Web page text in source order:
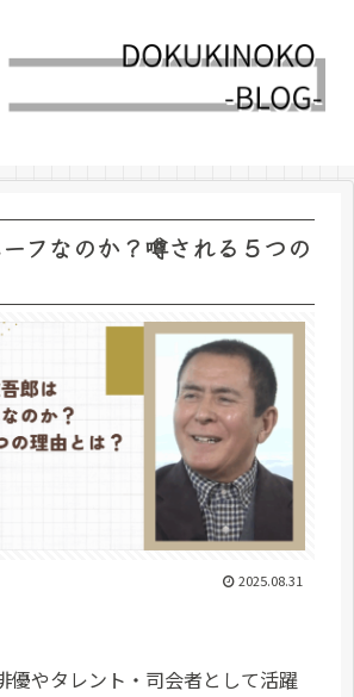
フなのか？噂される５つの
2025.08.31
優やタレント・司会者として活躍